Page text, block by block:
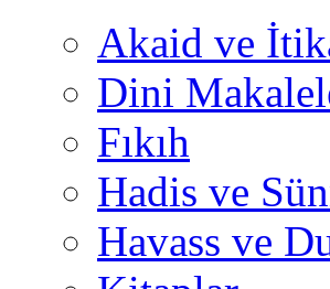
Akaid ve
Dini
Fıkıh
Hadis ve
Havass ve